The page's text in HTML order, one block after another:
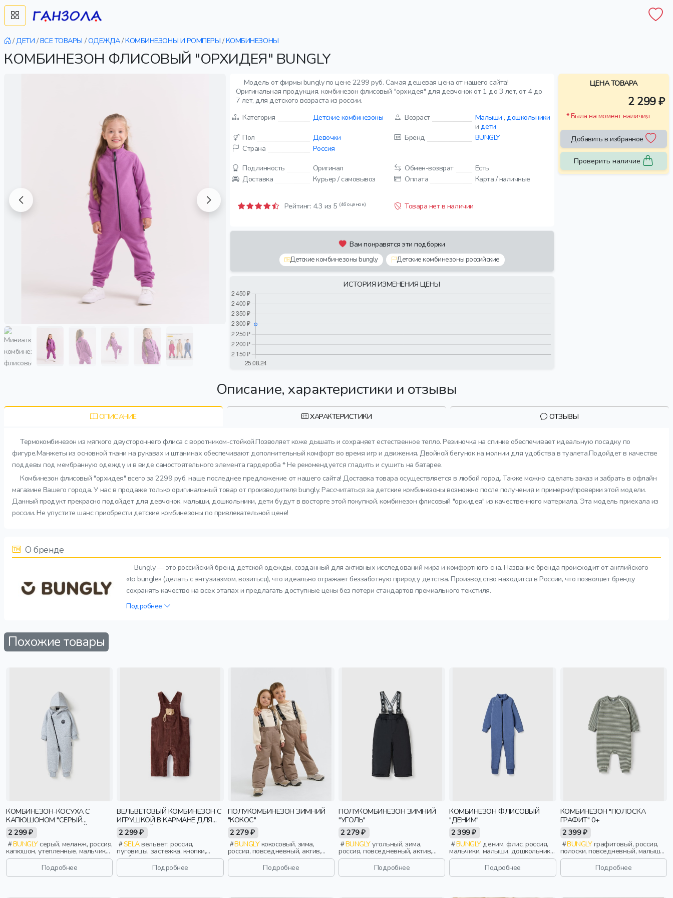
/ДЕТИ /ВСЕ ТОВАРЫ /ОДЕЖДА/КОМБИНЕЗОНЫ И РОМПЕРЫ /КОМБИНЕЗОНЫ
КОМБИНЕЗОН ФЛИСОВЫЙ "ОРХИДЕЯ" BUNGLY
Модель от фирмы bungly по цене 2299 руб. Самая дешевая цена от нашего сайта!
Оригинальная продукция. комбинезон флисовый "орхидея" для девчонок от 1 до 3 лет, от 4 до
7 лет, для детского возраста из россии.
Категория
Детские комбинезоны Возраст Малыши ,дошкольники
и дети
Пол
Девочки Бренд
BUNGLY
Страна
Россия
Подлинность
Оригинал Обмен-возврат
Есть
Доставка
Курьер / самовывоз Оплата Карта / наличные
Рейтинг: 4.3 из 5 (46 оценок) Товара нет в наличии
Вам понравятся эти подборки
Детские комбинезоны bungly Детские комбинезоны российские
ИСТОРИЯ ИЗМЕНЕНИЯ ЦЕНЫ
ЦЕНА ТОВАРА
2 299 ₽
* Была на момент наличия
Добавить в избранное
Проверить наличие
Описание, характеристики и отзывы
ОПИСАНИЕ ХАРАКТЕРИСТИКИ ОТЗЫВЫ
Термокомбинезон из мягкого двустороннего флиса с воротником-стойкой.Позволяет коже дышать и сохраняет естественное тепло. Резиночка на спинке обеспечивает идеальную посадку по
фигуре.Манжеты из основной ткани на рукавах и штанинах обеспечивают дополнительный комфорт во время игр и движения. Двойной бегунок на молнии для удобства в туалета.Подойдет в качестве
поддевы под мембранную одежду и в виде самостоятельного элемента гардероба * Не рекомендуется гладить и сушить на батарее.
Комбинезон флисовый "орхидея" всего за 2299 руб. наше последнее предложение от нашего сайта! Доставка товара осуществляется в любой город. Также можно сделать заказ и забрать в офлайн
магазине Вашего города. У нас в продаже только оригинальный товар от производителя bungly. Рассчитаться за детские комбинезоны возможно после получения и примерки/проверки этой модели.
Данный продукт прекрасно подойдет для девчонок. малыши, дошкольники, дети будут в восторге этой покупкой. комбинезон флисовый "орхидея" из качественного материала. Эта модель приехала из
россии. Не упустите шанс приобрести детские комбинезоны по привлекательной цене!
О бренде
Bungly — это российский бренд детской одежды, созданный для активных исследований мира и комфортного сна. Название бренда происходит от английского
«to bungle» (делать с энтузиазмом, возиться), что идеально отражает беззаботную природу детства. Производство находится в России, что позволяет бренду
сохранять качество на всех этапах и предлагать доступные цены без потери стандартов премиального текстиля.
Подробнее
Похожие товары
КОМБИНЕЗОН-КОСУХА С
КАПЮШОНОМ "СЕРЫЙ
МЕЛАНЖ" УТЕПЛЕННЫЙ
2 299 ₽
BUNGLYсерый, меланж, россия,
капюшон, утепленные, мальчики,
малыши, дошкольники, дети
Подробнее
ВЕЛЬВЕТОВЫЙ КОМБИНЕЗОН С
ИГРУШКОЙ В КАРМАНЕ ДЛЯ
МАЛЫШЕЙ
2 299 ₽
SELAвельвет, россия,
пуговицы, застежка, кнопки,
свободные, карман, малыши,
Подробнее
ПОЛУКОМБИНЕЗОН ЗИМНИЙ
"КОКОС"
2 279 ₽
BUNGLYкокосовый, зима,
россия, повседневный, актив,
мальчики, малыши, дошкольники,
Подробнее
ПОЛУКОМБИНЕЗОН ЗИМНИЙ
"УГОЛЬ"
2 279 ₽
BUNGLYугольный, зима,
россия, повседневный, актив,
мальчики, малыши, дошкольники,
Подробнее
КОМБИНЕЗОН ФЛИСОВЫЙ
"ДЕНИМ"
2 399 ₽
BUNGLYденим, флис, россия,
мальчики, малыши, дошкольники,
дети
Подробнее
КОМБИНЕЗОН "ПОЛОСКА
ГРАФИТ" 0+
2 399 ₽
BUNGLYграфитовый, россия,
полоски, повседневный, малыши,
дети
Подробнее